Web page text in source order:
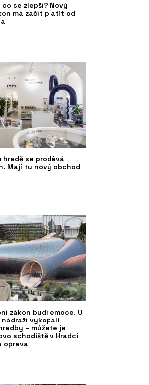
co se zlepší? Nový
má začít platit od
hradě se prodává
Mají tu nový obchod
zákon budí emoce. U
vykopali
– můžete je
schodiště v Hradci
oprava